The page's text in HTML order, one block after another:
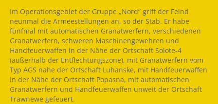
Im Operationsgebiet der Gruppe „Nord“ griff der Feind
neunmal die Armeestellungen an, so der Stab. Er habe
fünfmal mit automatischen Granatwerfern, verschiedenen
Granatwerfern, schweren Maschinengewehren und
Handfeuerwaffen in der Nähe der Ortschaft Solote-4
(außerhalb der Entflechtungszone), mit Granatwerfern vom
Typ AGS nahe der Ortschaft Luhanske, mit Handfeuerwaffen
in der Nähe der Ortschaft Popasna, mit automatischen
Granatwerfern und Handfeuerwaffen unweit der Ortschaft
Trawnewe gefeuert.